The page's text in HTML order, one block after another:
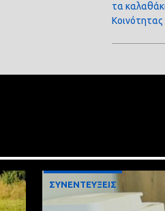
τα
Κοινότητας
ΣΥΝΕΝΤΕΥΞΕΙΣ